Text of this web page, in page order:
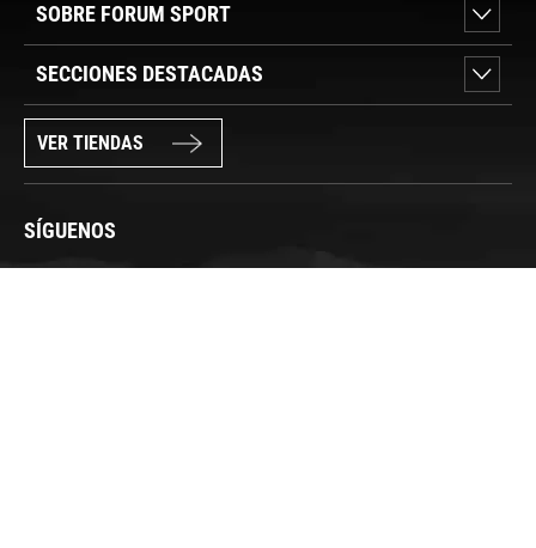
SOBRE FORUM SPORT
SECCIONES DESTACADAS
VER TIENDAS
SÍGUENOS